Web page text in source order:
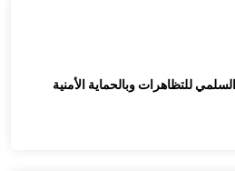
للتظاهرات وبالحماية الأمنية